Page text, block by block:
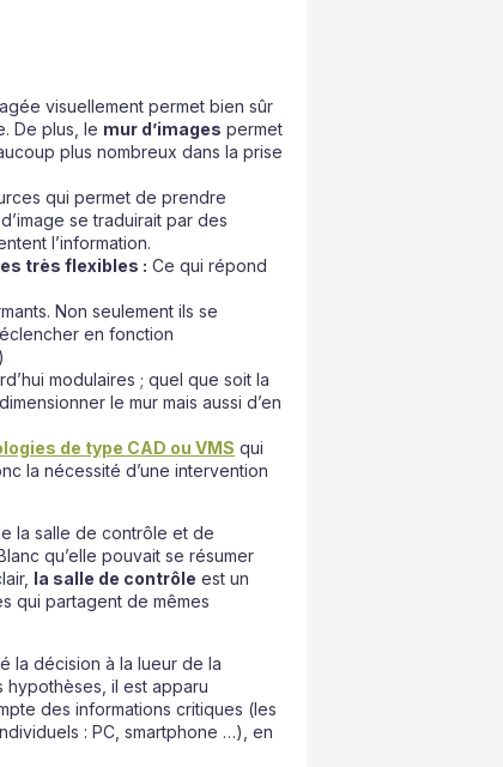
visuellement permet bien sûr
De plus, le mur d’images permet
plus nombreux dans la prise
qui permet de prendre
se traduirait par des
l’information.
très flexibles : Ce qui répond
Non seulement ils se
en fonction
modulaires ; quel que soit la
le mur mais aussi d’en
de type CAD ou VMS qui
la nécessité d’une intervention
la salle de contrôle et de
qu’elle pouvait se résumer
la salle de contrôle est un
qui partagent de mêmes
la décision à la lueur de la
il est apparu
des informations critiques (les
: PC, smartphone …), en